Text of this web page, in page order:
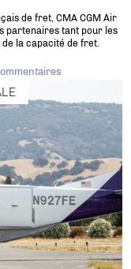
de fret, CMA CGM Air
partenaires tant pour les
la capacité de fret.